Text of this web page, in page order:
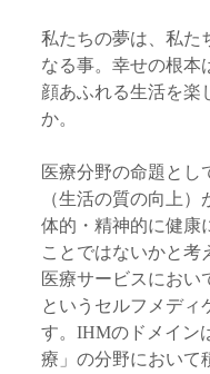
私たちの夢は、私た
なる事。幸せの根本
顔あふれる生活を楽
か。
医療分野の命題とし
（生活の質の向上
体的・精神的に健康
ことではないかと考
医療サービスにおい
というセルフメディ
す。IHMのドメイン
療」の分野において